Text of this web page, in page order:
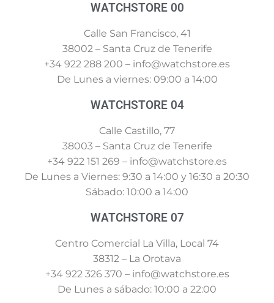
WATCHSTORE 00
Calle San Francisco, 41
38002 – Santa Cruz de Tenerife
+34 922 288 200 – info@watchstore.es
De Lunes a viernes: 09:00 a 14:00
WATCHSTORE 04
Calle Castillo, 77
38003 – Santa Cruz de Tenerife
+34 922 151 269 – info@watchstore.es
De Lunes a Viernes: 9:30 a 14:00 y 16:30 a 20:30
Sábado: 10:00 a 14:00
WATCHSTORE 07
Centro Comercial La Villa, Local 74
38312 – La Orotava
+34 922 326 370 – info@watchstore.es
De Lunes a sábado: 10:00 a 22:00